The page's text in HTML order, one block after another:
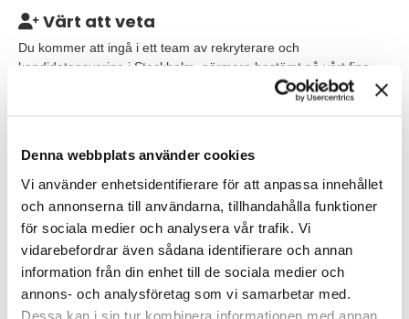
Denna webbplats använder cookies
Vi använder enhetsidentifierare för att anpassa innehållet
och annonserna till användarna, tillhandahålla funktioner
för sociala medier och analysera vår trafik. Vi
vidarebefordrar även sådana identifierare och annan
information från din enhet till de sociala medier och
annons- och analysföretag som vi samarbetar med.
Dessa kan i sin tur kombinera informationen med annan
Värt att veta
Du kommer att ingå i ett team av rekryterare och
kandidatansvariga i Stockholm, närmare bestämt på vårt fina
huvudkontor (bredvid Mall of Scandinavia) i Solna. Här arbetar
Våra förväntningar
Som kandidatansvarig behöver vi en effektiv person, som gärna
lyfter luren och kan skapa förtroende med såväl en ingenjör som
försäljningschef och ekonom. För dig är det lätt att ta kontakt
med nya människor. Kanske studerar du HR, PA, turism eller
varför inte ekonomi. Det viktigaste är att du har ett brinnande